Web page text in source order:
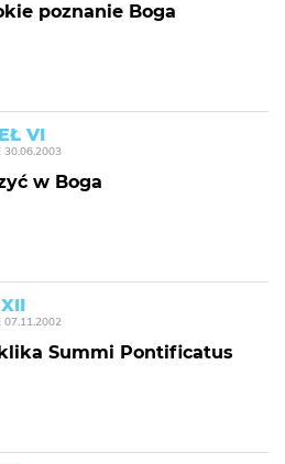
poznanie Boga
VI
30.06.2003
w Boga
07.11.2002
Summi Pontificatus